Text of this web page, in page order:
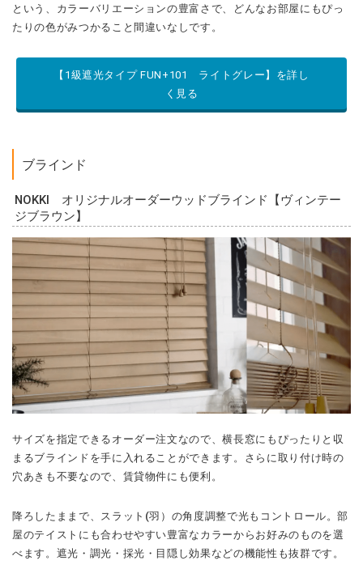
という、カラーバリエーションの豊富さで、どんなお部屋にもぴっ
たりの色がみつかること間違いなしです。
【1級遮光タイプ FUN+101 ライトグレー】を詳し
く見る
ブラインド
NOKKI オリジナルオーダーウッドブラインド【ヴィンテー
ジブラウン】
サイズを指定できるオーダー注文なので、横長窓にもぴったりと収
まるブラインドを手に入れることができます。さらに取り付け時の
穴あきも不要なので、賃貸物件にも便利。
降ろしたままで、スラット(羽）の角度調整で光もコントロール。部
屋のテイストにも合わせやすい豊富なカラーからお好みのものを選
べます。遮光・調光・採光・目隠し効果などの機能性も抜群です。